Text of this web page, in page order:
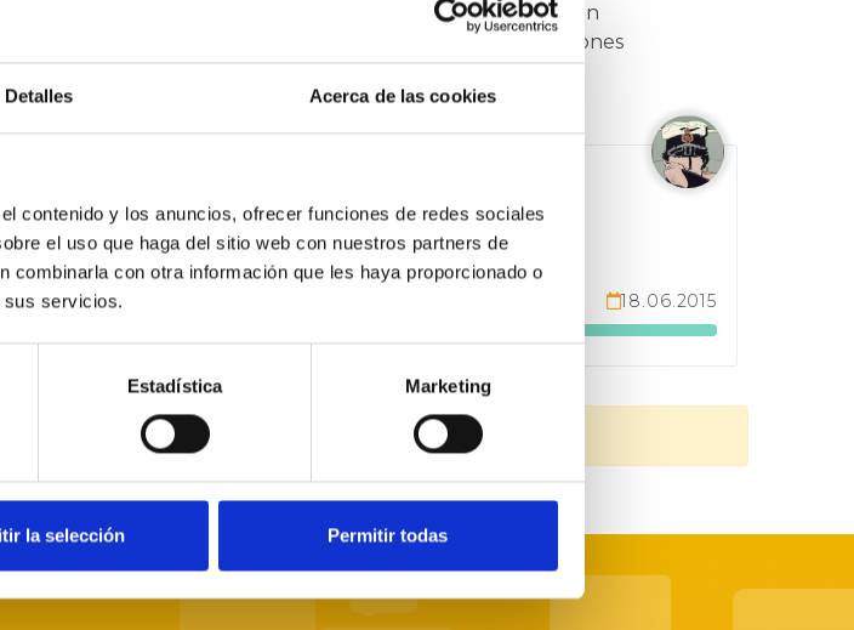
Detalles Acerca de las cookies
contenido y los anuncios, ofrecer funciones de redes sociales
el uso que haga del sitio web con nuestros partners de
con otra información que les haya proporcionado o
sus servicios.
Estadística Marketing
la selección Permitir todas
Son salvables los egos tan
vinculados a las formaciones
políticas?
Angel Lopez
18.06.2015